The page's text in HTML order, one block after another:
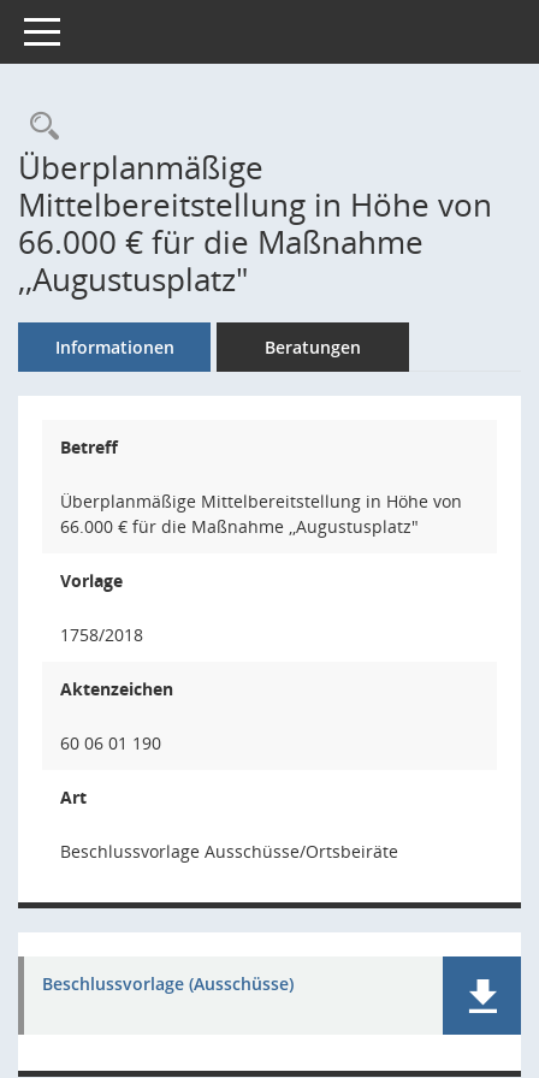
Toggle navigation
Rechercheauswahl
Überplanmäßige
Mittelbereitstellung in Höhe von
66.000 € für die Maßnahme
,,Augustusplatz"
Informationen Beratungen
Betreff
Überplanmäßige Mittelbereitstellung in Höhe von
66.000 € für die Maßnahme ,,Augustusplatz"
Vorlage
1758/2018
Aktenzeichen
60 06 01 190
Art
Beschlussvorlage Ausschüsse/Ortsbeiräte
Beschlussvorlage (Ausschüsse)